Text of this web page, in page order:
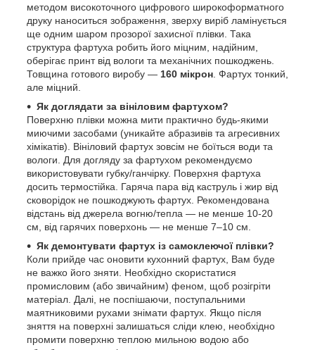
методом високоточного цифрового широкоформатного
друку наноситься зображення, зверху виріб ламінується
ще одним шаром прозорої захисної плівки. Така
структура фартуха робить його міцним, надійним,
оберігає принт від вологи та механічних пошкоджень.
Товщина готового виробу — 160 мікрон . Фартух тонкий,
але міцний.
Як доглядати за вініловим фартухом?
Поверхню плівки можна мити практично будь-якими
миючими засобами (уникайте абразивів та агресивних
хімікатів). Вініловий фартух зовсім не боїться води та
вологи. Для догляду за фартухом рекомендуємо
використовувати губку/ганчірку. Поверхня фартуха
досить термостійка. Гаряча пара від каструль і жир від
сковорідок не пошкоджують фартух. Рекомендована
відстань від джерела вогню/тепла — не менше 10-20
см, від гарячих поверхонь — не менше 7–10 см.
Як демонтувати фартух із самоклеючої плівки?
Коли прийде час оновити кухонний фартух, Вам буде
не важко його зняти. Необхідно скористатися
промисловим (або звичайним) феном, щоб розігріти
матеріал. Далі, не поспішаючи, поступальними
маятниковими рухами знімати фартух. Якщо після
зняття на поверхні залишаться сліди клею, необхідно
промити поверхню теплою мильною водою або